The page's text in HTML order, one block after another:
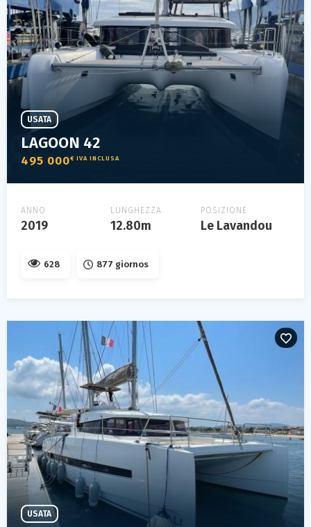
LAGOON 42
495 000€ IVA INCLUSA
USATA
ANNO
2019
LUNGHEZZA
12.80m
POSIZIONE
Le Lavandou
628 877 giornos
USATA